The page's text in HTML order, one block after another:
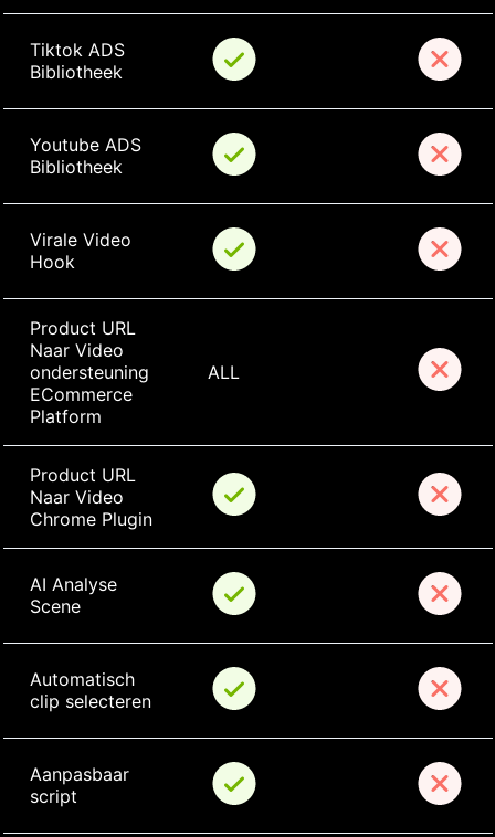
Tiktok ADS
Bibliotheek
Youtube ADS
Bibliotheek
Virale Video
Hook
Product URL
Naar Video
ondersteuning
ECommerce
Platform
ALL
Product URL
Naar Video
Chrome Plugin
AI Analyse
Scene
Automatisch
clip selecteren
Aanpasbaar
script